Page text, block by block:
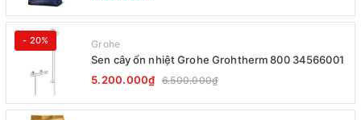
- 20% Grohe
Sen cây ổn nhiệt Grohe Grohtherm 800 34566001
5.200.000₫ 6.500.000₫